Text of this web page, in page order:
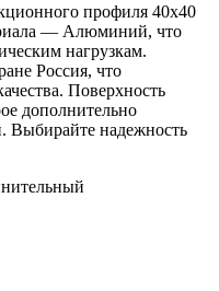
профиля 40х40
— Алюминий, что
нагрузкам.
Россия, что
Поверхность
дополнительно
Выбирайте надежность